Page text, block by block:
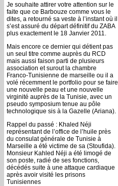
Je souhaite attirer votre attention sur le
faite que ce Barbouze comme vous le
dites, a retourné sa veste à l’instant où il
s’est assuré du départ définitif du ZABA
plus exactement le 18 Janvier 2011.
Mais encore ce dernier qui détient pas
un seul titre comme auprès du RCD
mais aussi faison parti de plusieurs
association et surout la chambre
Franco-Tunisienne de marseille ou il a
volé récemment le portfolio pour se faire
une nouvelle peau et une nouvelle
virginité auprès de la Tunisie, avec un
pseudo symposium tenue au pôle
technologique sis à la Gazelle (Ariana).
Rappel du passé : Khaled Néji
représentant de l’office de l’huile près
du consulat générale de Tunisie à
Marseille a été victime de sa (Stoufida).
Monsieur Kahled Néji a été limogé de
son poste, radié de ses fonctions,
décédés suite à une attaque cardiaque
après avoir visité les prisons
Tunisiennes